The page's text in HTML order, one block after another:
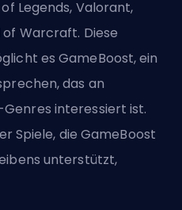
Legends, Valorant,
Warcraft. Diese
es GameBoost, ein
das an
interessiert ist.
Spiele, die GameBoost
unterstützt,